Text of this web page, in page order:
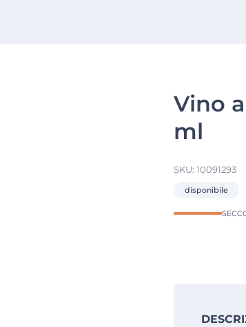
Vino
ml
SKU: 10091293
disponibile